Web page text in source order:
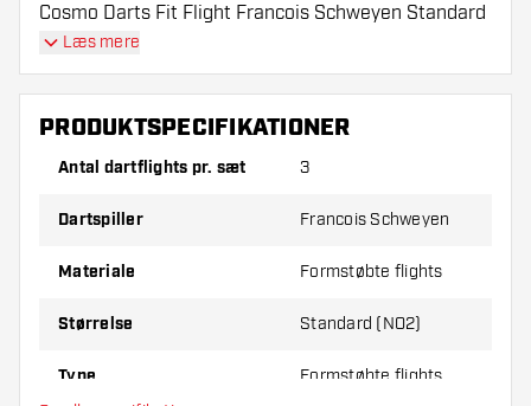
Cosmo Darts Fit Flight Francois Schweyen Standard
- Dart Flights flights har en lang levetid. Disse flights
kan kun bruges sammen med Cosmo Fit Shafts.
Dartshopper-tip!
Sørg for, at du har masser af flights og shafts
knækket ved brug.
anden tykkelse på flights for at finde ud af,
Læs mere
PRODUKTSPECIFIKATIONER
Antal dartflights pr. sæt 3
Dartspiller Francois Schweyen
Materiale Formstøbte flights
Størrelse Standard (NO2)
Type Formstøbte flights